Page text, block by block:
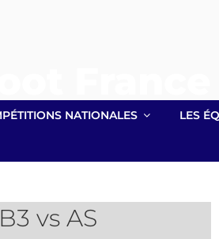
Française
NATIONALES LES
vs AS